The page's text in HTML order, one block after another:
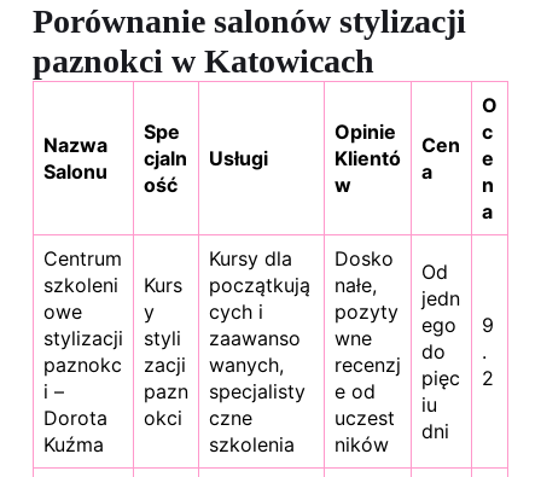
Porównanie salonów stylizacji
paznokci w Katowicach
Nazwa
Salonu
Spe
cjaln
ość
Usługi
Opinie
Klientó
w
Cen
a
O
c
e
n
a
Centrum
szkoleni
owe
stylizacji
paznokc
i –
Dorota
Kuźma
Kurs
y
styli
zacji
pazn
okci
Kursy dla
początkują
cych i
zaawanso
wanych,
specjalisty
czne
szkolenia
Dosko
nałe,
pozyty
wne
recenzj
e od
uczest
ników
Od
jedn
ego
do
pięc
iu
dni
9
.
2